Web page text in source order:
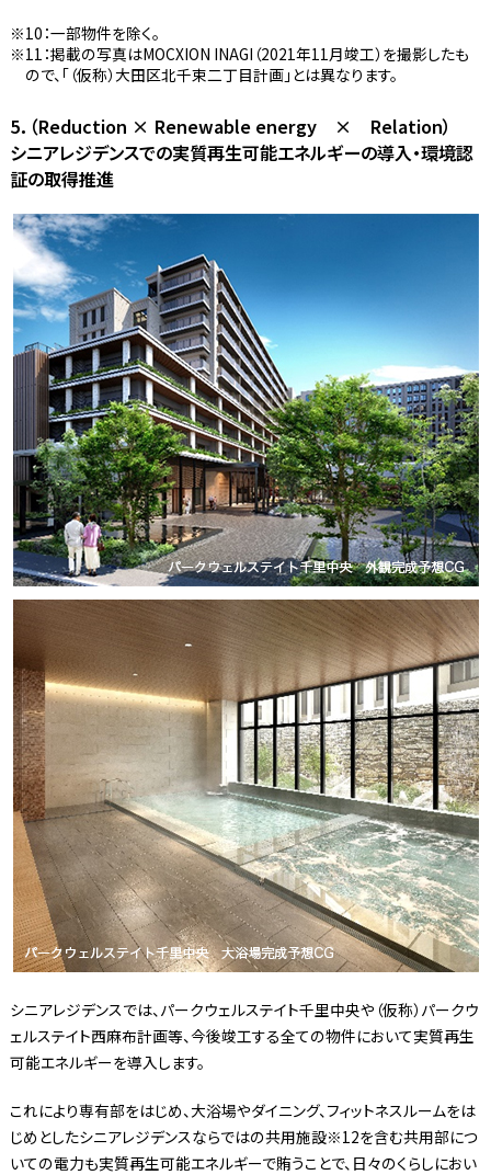
10：一部物件を除く。
11：掲載の写真はMOCXION INAGI（2021年11月竣工）を撮影したも
ので、「（仮称）大田区北千束二丁目計画」とは異なります。
5．（Reduction × Renewable energy × Relation）
シニアレジデンスでの実質再生可能エネルギーの導入・環境認
証の取得推進
シニアレジデンスでは、パークウェルステイト千里中央や（仮称）パークウ
ェルステイト西麻布計画等、今後竣工する全ての物件において実質再生
可能エネルギーを導入します。
これにより専有部をはじめ、大浴場やダイニング、フィットネスルームをは
じめとしたシニアレジデンスならではの共用施設※12を含む共用部につ
いての電力も実質再生可能エネルギーで賄うことで、日々のくらしにおい